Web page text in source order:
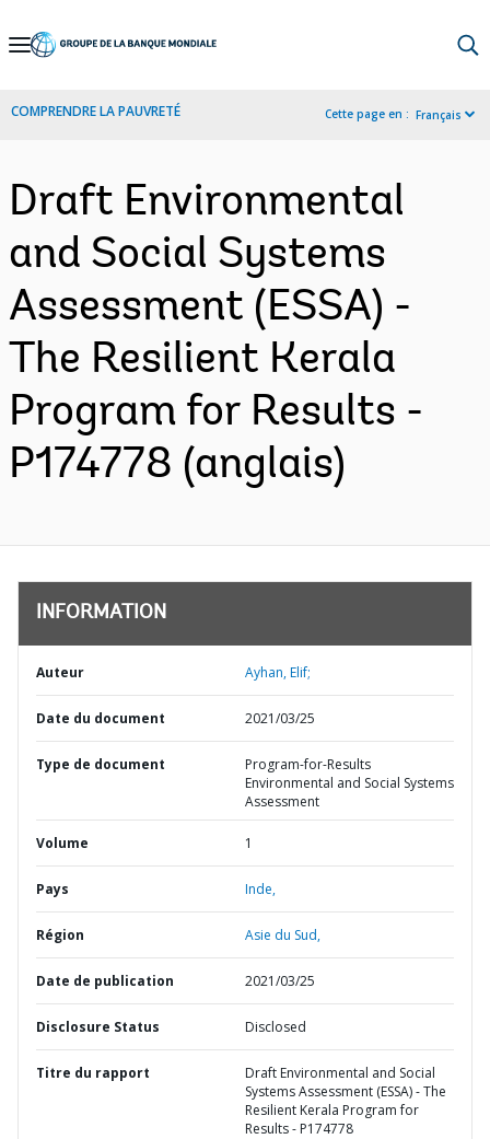
Skip
Navigation
COMPRENDRE LA PAUVRETÉ Cette page en : Français
Draft Environmental
and Social Systems
Assessment (ESSA) -
The Resilient Kerala
Program for Results -
P174778 (anglais)
INFORMATION
Auteur Ayhan, Elif;
Date du document 2021/03/25
Type de document
Program-for-Results
Environmental and Social Systems
Assessment
Volume 1
Pays Inde,
Région Asie du Sud,
Date de publication 2021/03/25
Disclosure Status Disclosed
Titre du rapport
Draft Environmental and Social
Systems Assessment (ESSA) - The
Resilient Kerala Program for
Results - P174778